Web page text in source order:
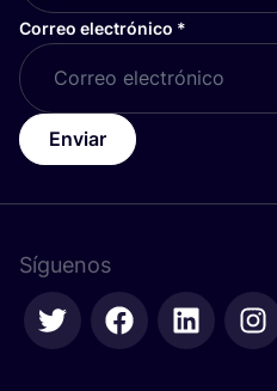
Correo electrónico *
Enviar
Síguenos